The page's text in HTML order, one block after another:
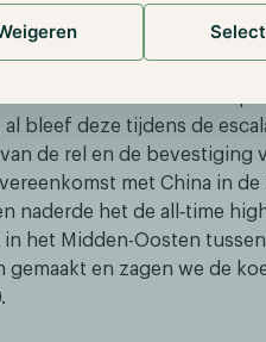
initiaal positief op
Trump en Musk koelde
al bleef deze tijdens de
de rel en de bevestiging
met China in
naderde het de all‑time
het Midden-Oosten
gemaakt en zagen we de